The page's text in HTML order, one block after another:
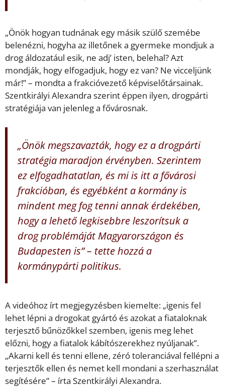
„Önök hogyan tudnának egy másik szülő szemébe
belenézni, hogyha az illetőnek a gyermeke mondjuk a
drog áldozatául esik, ne adj’ isten, belehal? Azt
mondják, hogy elfogadjuk, hogy ez van? Ne vicceljünk
már!” – mondta a frakcióvezető képviselőtársainak.
Szentkirályi Alexandra szerint éppen ilyen, drogpárti
stratégiája van jelenleg a fővárosnak.
„Önök megszavazták, hogy ez a drogpárti
stratégia maradjon érvényben. Szerintem
ez elfogadhatatlan, és mi is itt a fővárosi
frakcióban, és egyébként a kormány is
mindent meg fog tenni annak érdekében,
hogy a lehető legkisebbre leszorítsuk a
drog problémáját Magyarországon és
Budapesten is” – tette hozzá a
kormánypárti politikus.
A videóhoz írt megjegyzésben kiemelte: „igenis fel
lehet lépni a drogokat gyártó és azokat a fiataloknak
terjesztő bűnözőkkel szemben, igenis meg lehet
előzni, hogy a fiatalok kábítószerekhez nyúljanak”.
„Akarni kell és tenni ellene, zéró toleranciával fellépni a
terjesztők ellen és nemet kell mondani a szerhasználat
segítésére” – írta Szentkirályi Alexandra.